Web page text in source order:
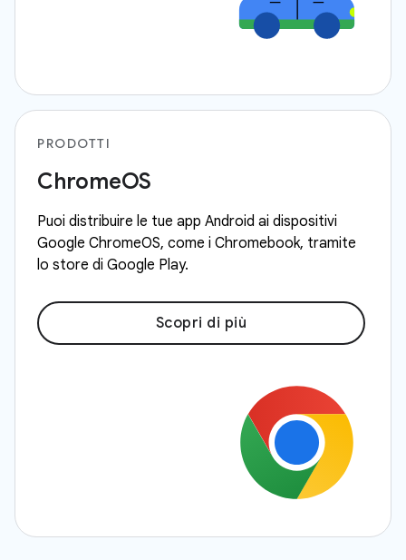
PRODOTTI
ChromeOS
Puoi distribuire le tue app Android ai dispositivi
Google ChromeOS, come i Chromebook, tramite
lo store di Google Play.
Scopri di più